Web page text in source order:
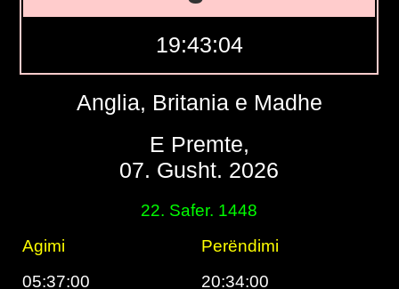
19:43:05
Anglia, Britania e Madhe
E Premte,
07. Gusht. 2026
22. Safer. 1448
Agimi
Perëndimi
05:37:00
20:34:00